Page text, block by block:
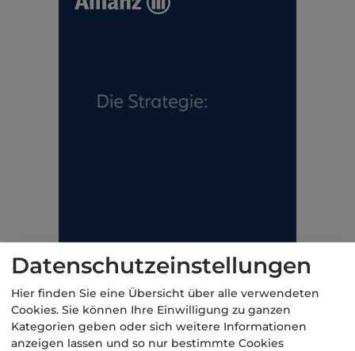
Datenschutzeinstellungen
Hier finden Sie eine Übersicht über alle verwendeten
Cookies. Sie können Ihre Einwilligung zu ganzen
Kategorien geben oder sich weitere Informationen
anzeigen lassen und so nur bestimmte Cookies